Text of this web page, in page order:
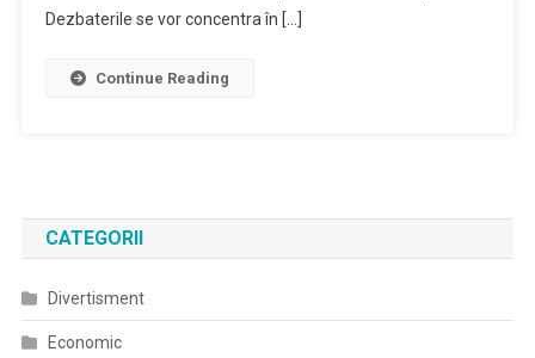
Dezbaterile se vor concentra în […]
Continue Reading
CATEGORII
Divertisment
Economic